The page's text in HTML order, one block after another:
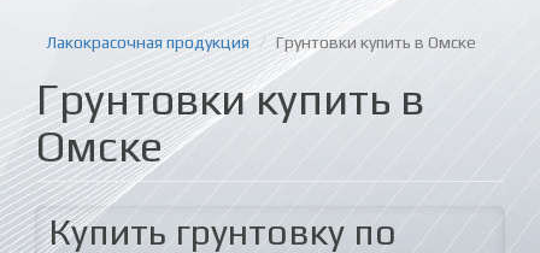
Лакокрасочная продукция Грунтовки купить в Омске
Грунтовки купить в
Омске
Купить грунтовку по